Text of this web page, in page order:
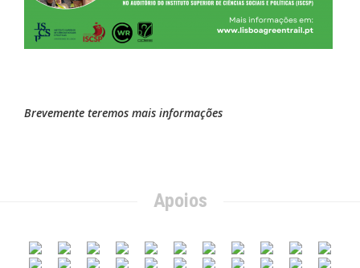
Brevemente teremos mais informações
Apoios